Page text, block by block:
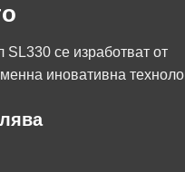
се изработват от
иновативна